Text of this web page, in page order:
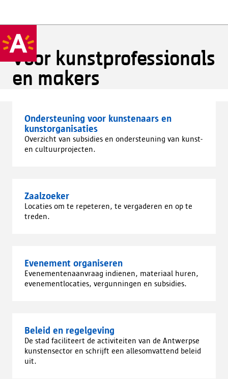
Voor kunstprofessionals
en makers
Ondersteuning voor kunstenaars en
kunstorganisaties
Overzicht van subsidies en ondersteuning van kunst-
en cultuurprojecten.
Zaalzoeker
Locaties om te repeteren, te vergaderen en op te
treden.
Evenement organiseren
Evenementenaanvraag indienen, materiaal huren,
evenementlocaties, vergunningen en subsidies.
Beleid en regelgeving
De stad faciliteert de activiteiten van de Antwerpse
kunstensector en schrijft een allesomvattend beleid
uit.